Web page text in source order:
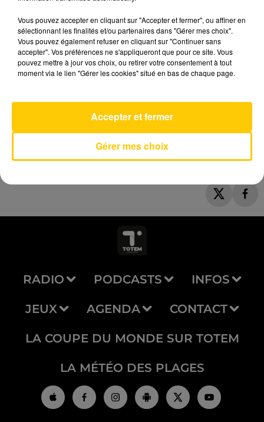
AVEYRON NORD
RADIO PODCASTS INFOS
JEUX AGENDA CONTACT
LA COUPE DU MONDE SUR TOTEM
LA MÉTÉO DES PLAGES
Vous pouvez accepter en cliquant sur "Accepter et fermer", ou affiner en
sélectionnant les finalités et/ou partenaires dans "Gérer mes choix".
Vous pouvez également refuser en cliquant sur "Continuer sans
accepter". Vos préférences ne s'appliqueront que pour ce site. Vous
pouvez mettre à jour vos choix, ou retirer votre consentement à tout
moment via le lien "Gérer les cookies" situé en bas de chaque page.
Gérer mes choix
Accepter et fermer